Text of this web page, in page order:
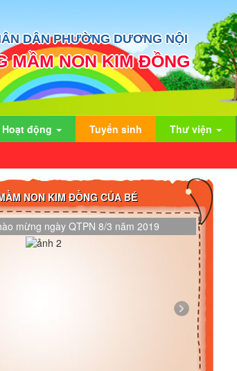
DÂN PHƯỜNG DƯƠNG NỘI
MẦM NON KIM ĐỒNG
Hoạt động Tuyển sinh Thư viện
NON KIM ĐỒNG CỦA BÉ
mừng ngày QTPN 8/3 năm 2019